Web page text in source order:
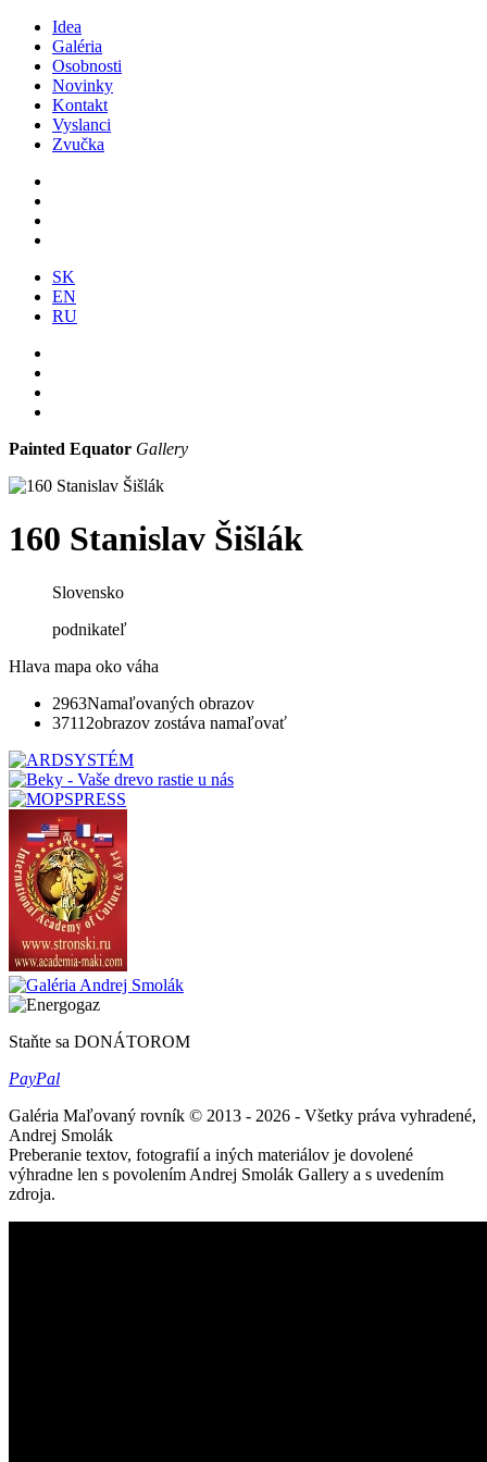
Idea
Galéria
Osobnosti
Novinky
Kontakt
Vyslanci
Zvučka
SK
EN
RU
Painted Equator Gallery
160 Stanislav Šišlák
Slovensko
podnikateľ
Hlava mapa oko váha
2963Namaľovaných obrazov
37112obrazov zostáva namaľovať
Staňte sa DONÁTOROM
PayPal
Galéria Maľovaný rovník © 2013 - 2026 - Všetky práva vyhradené,
Andrej Smolák
Preberanie textov, fotografií a iných materiálov je dovolené
výhradne len s povolením Andrej Smolák Gallery a s uvedením
zdroja.